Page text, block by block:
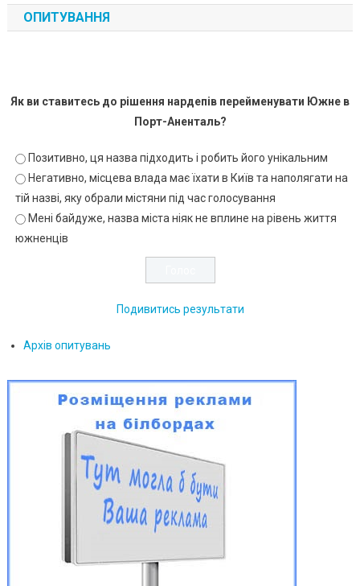
ОПИТУВАННЯ
Як ви ставитесь до рішення нардепів перейменувати Южне в
Порт-Аненталь?
Позитивно, ця назва підходить і робить його унікальним
Негативно, місцева влада має їхати в Київ та наполягати на
тій назві, яку обрали містяни під час голосування
Мені байдуже, назва міста ніяк не вплине на рівень життя
южненців
Подивитись результати
Архів опитувань